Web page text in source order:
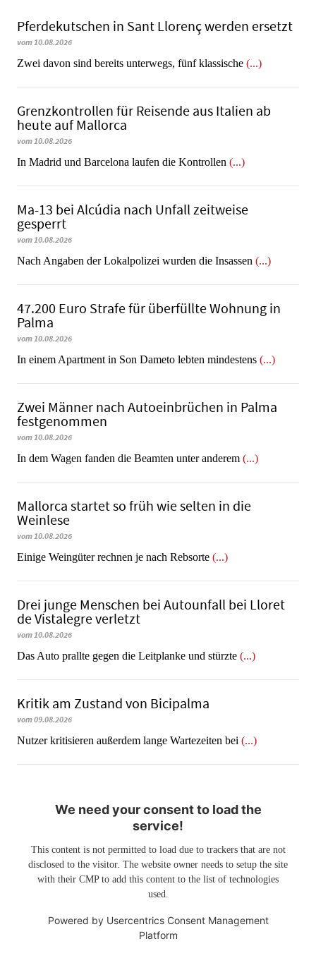
Pferdekutschen in Sant Llorenç werden ersetzt
vom 10.08.2026
Zwei davon sind bereits unterwegs, fünf klassische (...)
Grenzkontrollen für Reisende aus Italien ab
heute auf Mallorca
vom 10.08.2026
In Madrid und Barcelona laufen die Kontrollen (...)
Ma-13 bei Alcúdia nach Unfall zeitweise
gesperrt
vom 10.08.2026
Nach Angaben der Lokalpolizei wurden die Insassen (...)
47.200 Euro Strafe für überfüllte Wohnung in
Palma
vom 10.08.2026
In einem Apartment in Son Dameto lebten mindestens (...)
Zwei Männer nach Autoeinbrüchen in Palma
festgenommen
vom 10.08.2026
In dem Wagen fanden die Beamten unter anderem (...)
Mallorca startet so früh wie selten in die
Weinlese
vom 10.08.2026
​​​​​​​Einige Weingüter rechnen je nach Rebsorte (...)
Drei junge Menschen bei Autounfall bei Lloret
de Vistalegre verletzt
vom 10.08.2026
Das Auto prallte gegen die Leitplanke und stürzte (...)
Kritik am Zustand von Bicipalma
vom 09.08.2026
Nutzer kritisieren außerdem lange Wartezeiten bei (...)
We need your consent to load the
service!
This content is not permitted to load due to trackers that are not
disclosed to the visitor. The website owner needs to setup the site
with their CMP to add this content to the list of technologies
used.
Powered by Usercentrics Consent Management
Platform